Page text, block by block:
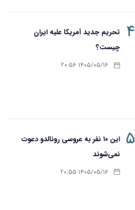
۴
تحریم‌ جدید آمریکا علیه ایران
چیست؟
۱۴۰۵/۰۵/۱۶ ۲۰:۵۶
۵
این ۱۰ نفر به عروسی رونالدو دعوت
نمی‌شوند
۱۴۰۵/۰۵/۱۶ ۲۰:۵۵